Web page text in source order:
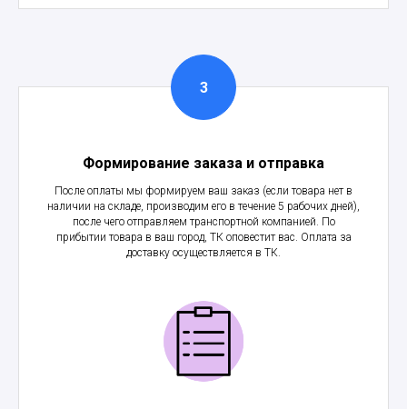
Формирование заказа и отправка
После оплаты мы формируем ваш заказ (если товара нет в
наличии на складе, производим его в течение 5 рабочих дней),
после чего отправляем транспортной компанией. По
прибытии товара в ваш город, ТК оповестит вас. Оплата за
доставку осуществляется в ТК.